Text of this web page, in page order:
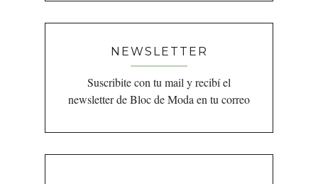
NEWSLETTER
Suscribite con tu mail y recibí el
newsletter de Bloc de Moda en tu correo